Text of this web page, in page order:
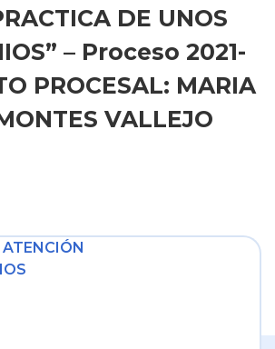
DE UNOS
– Proceso 2021-
PROCESAL: MARIA
VALLEJO